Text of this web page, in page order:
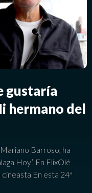
gustaría
hermano del
Barroso, ha
Hoy’. En FlixOlé
En esta 24ª